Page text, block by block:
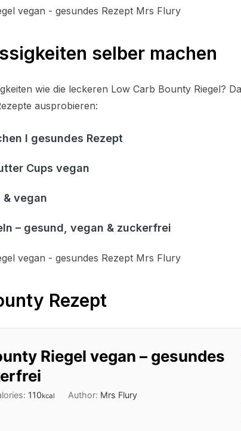
selber machen
wie die leckeren Low Carb Bounty Riegel?
ausprobieren:
I gesundes Rezept
Cups vegan
& vegan
– gesund, vegan & zuckerfrei
Rezept
Riegel vegan – gesundes
110kcal Author: Mrs Flury